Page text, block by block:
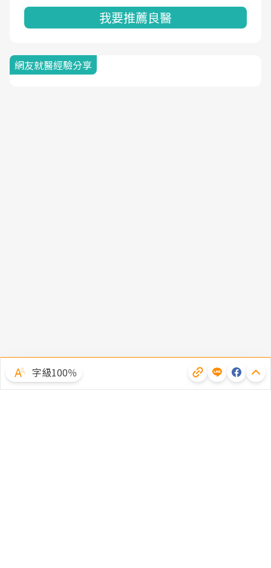
我要推薦良醫
網友就醫經驗分享
字級100％